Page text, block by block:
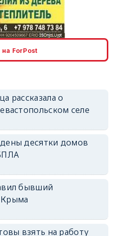
erid: 2SDnjcLUypt
erid: 2SDnjcrDNw6
ForPost
рассказала о
селе
десятки домов
бывший
взять на работу